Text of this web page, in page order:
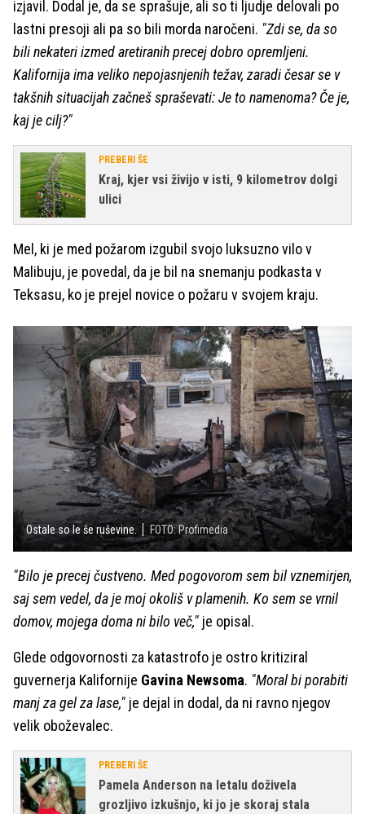
izjavil. Dodal je, da se sprašuje, ali so ti ljudje delovali po
lastni presoji ali pa so bili morda naročeni. "Zdi se, da so
bili nekateri izmed aretiranih precej dobro opremljeni.
Kalifornija ima veliko nepojasnjenih težav, zaradi česar se v
takšnih situacijah začneš spraševati: Je to namenoma? Če je,
kaj je cilj?"
PREBERI ŠE
Kraj, kjer vsi živijo v isti, 9 kilometrov dolgi
ulici
Mel, ki je med požarom izgubil svojo luksuzno vilo v
Malibuju, je povedal, da je bil na snemanju podkasta v
Teksasu, ko je prejel novice o požaru v svojem kraju.
Ostale so le še ruševine. FOTO: Profimedia
"Bilo je precej čustveno. Med pogovorom sem bil vznemirjen,
saj sem vedel, da je moj okoliš v plamenih. Ko sem se vrnil
domov, mojega doma ni bilo več," je opisal.
Glede odgovornosti za katastrofo je ostro kritiziral
guvernerja Kalifornije Gavina Newsoma. "Moral bi porabiti
manj za gel za lase," je dejal in dodal, da ni ravno njegov
velik oboževalec.
PREBERI ŠE
Pamela Anderson na letalu doživela
grozljivo izkušnjo, ki jo je skoraj stala